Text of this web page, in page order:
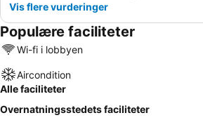
Vis flere vurderinger
Populære faciliteter
Wi-fi i lobbyen
Aircondition
Alle faciliteter
Overnatningsstedets faciliteter